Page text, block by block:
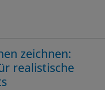
zeichnen:
realistische